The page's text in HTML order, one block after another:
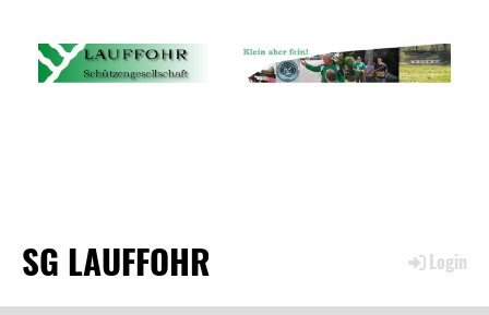
SG LAUFFOHR Login